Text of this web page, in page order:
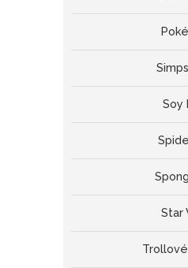
Soy
Star